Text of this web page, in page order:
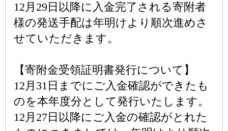
12月29日以降に入金完了される寄附者
様の発送手配は年明けより順次進めさ
せていただきます。
【寄附金受領証明書発行について】
12月31日までにご入金確認ができたも
のを本年度分として発行いたします。
12月27日以降にご入金の確認がとれた